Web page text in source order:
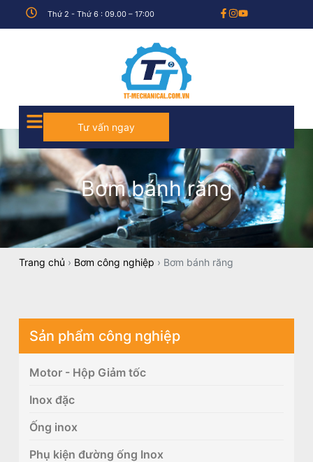
Thứ 2 - Thứ 6 : 09.00 – 17:00
Tư vấn ngay
Bơm bánh răng
Trang chủ › Bơm công nghiệp › Bơm bánh răng
Sản phẩm công nghiệp
Motor - Hộp Giảm tốc
Inox đặc
Ống inox
Phụ kiện đường ống Inox